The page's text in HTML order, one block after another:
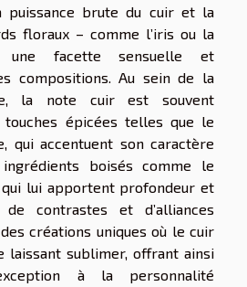
puissance brute du cuir et la
floraux – comme l’iris ou la
facette sensuelle et
compositions. Au sein de la
la note cuir est souvent
épicées telles que le
qui accentuent son caractère
boisés comme le
lui apportent profondeur et
contrastes et d’alliances
créations uniques où le cuir
laissant sublimer, offrant ainsi
à la personnalité